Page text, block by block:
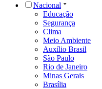
Nacional
Educação
Segurança
Clima
Meio Ambiente
Auxílio Brasil
São Paulo
Rio de Janeiro
Minas Gerais
Brasília